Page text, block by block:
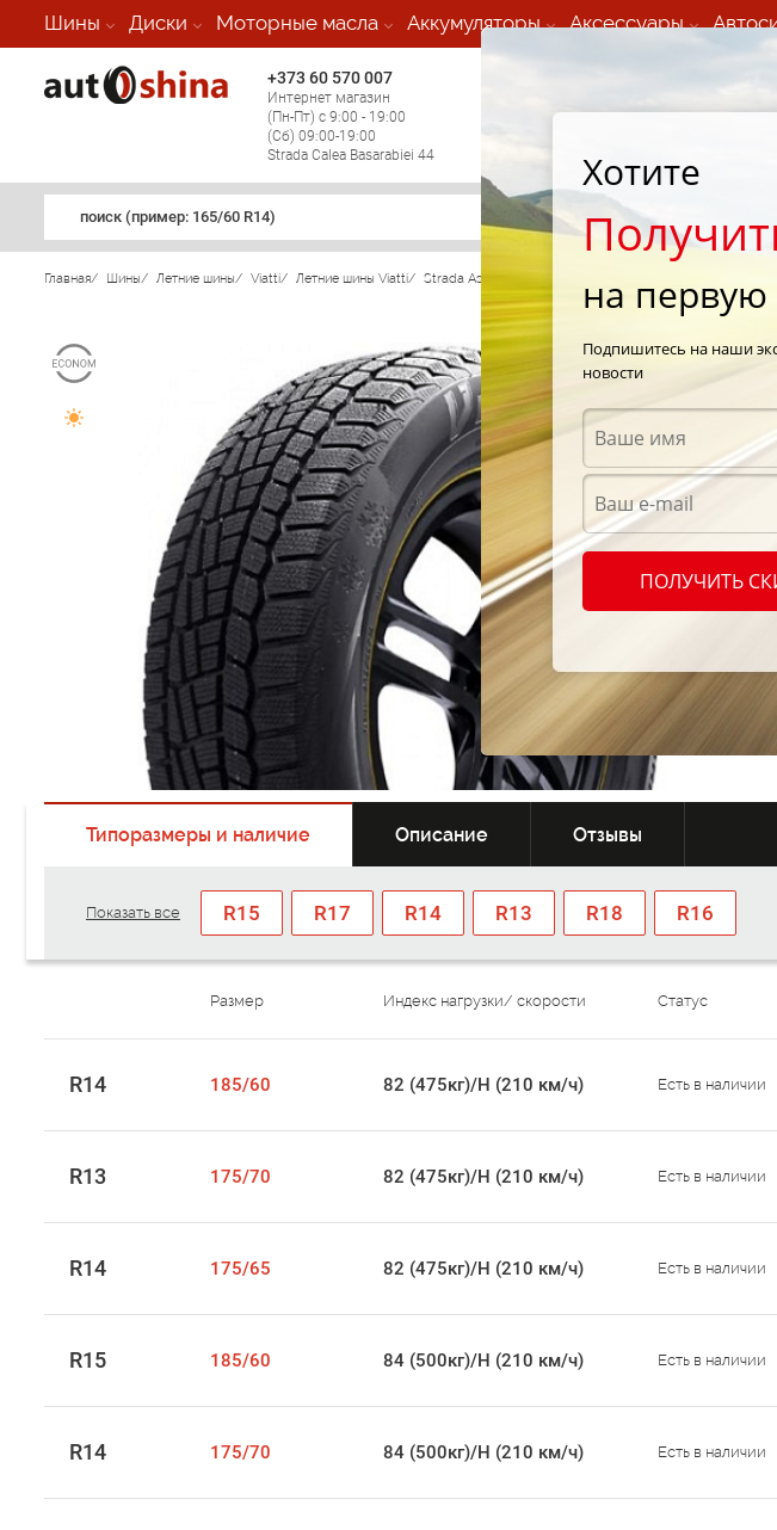
Шины Диски Моторные масла Аккумуляторы Аксессуары
+373 60 570 007
Интернет магазин
(Пн-Пт) с 9:00 - 19:00
(Сб) 09:00-19:00
Strada Calea Basarabiei 44
(круглосуточно по всем
(Пн-Пт) с
поиск (примеp: 165/60 R14)
Главная/ Шины/ Летние шины/ Viatti/ Летние шины Viatti/ Strada Asimmetrico
Типоразмеры и наличие Описание Отзывы
Показать все R15 R17 R14 R13 R18 R16
Размер Индекс нагрузки/ скорости Статус
R14 185/60 82 (475кг)/H (210 км/ч) Есть в наличии
R13 175/70 82 (475кг)/H (210 км/ч) Есть в наличии
R14 175/65 82 (475кг)/H (210 км/ч) Есть в наличии
R15 185/60 84 (500кг)/H (210 км/ч) Есть в наличии
R14 175/70 84 (500кг)/H (210 км/ч) Есть в наличии
Хотите
на первую
Подпишитесь на наши
новости
ПОЛУЧИТЬ